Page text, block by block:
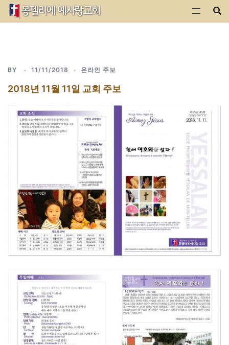
Skip
BY 11/11/2018 온라인 주보
2018년 11월 11일 교회 주보